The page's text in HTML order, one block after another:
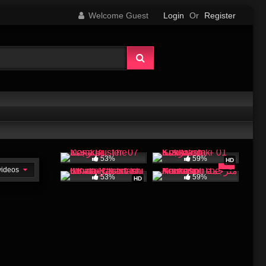
Welcome Guest Login Or Register
53% HD
59%
HD
53% 59%